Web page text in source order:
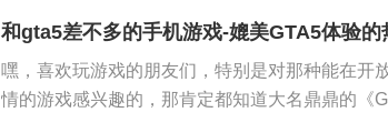
和gta5差不多的手机游戏-媲美GTA5体验
嘿，喜欢玩游戏的朋友们，特别是对那种能在开
情的游戏感兴趣的，那肯定都知道大名鼎鼎的《